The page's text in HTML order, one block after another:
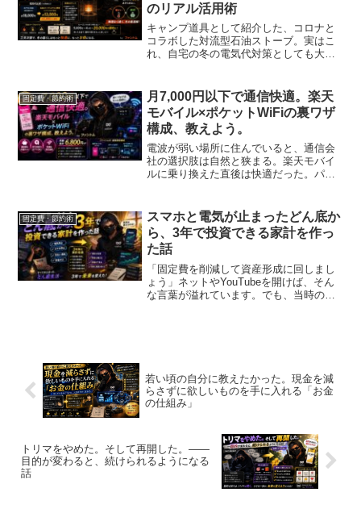
のリアル活用術
キャンプ道具として紹介した、コロナと
コラボした対流型石油ストーブ。実はこ
れ、自宅の冬の電気代対策としても大活
った。一方、ストーブをフル活用した1月
の請求は1...
固定費・節約術
月7,000円以下で通信快適。楽天
モバイル×ポケットWiFiの裏ワザ
構成、教えよう。
電波が弱い場所に住んでいると、通信会
社の選択肢は自然と狭まる。楽天モバイ
ルに乗り換えた直後は快適だった。パー
そのパートナー回線が終了した瞬間、状
況は一変した。自宅で圏外...
固定費・節約術
スマホと電気が止まったどん底か
ら、3年で投資できる家計を作っ
た話
「固定費を削減して資産形成に回しまし
ょう」ネットやYouTubeを開けば、そん
な言葉が溢れています。でも、当時の私
若い頃の自分に教えたかった。現金を減
らさずに欲しいものを手に入れる「お金
の仕組み」
トリマをやめた。そして再開した。——
目的が変わると、続けられるようになる
話